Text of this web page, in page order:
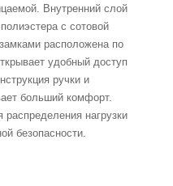
Внутренний слой
с сотовой
расположена по
удобный доступ
ручки и
больший комфорт.
нагрузки
безопасности.